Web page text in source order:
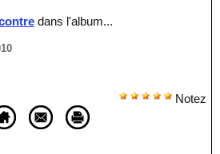
dans l'album...
Notez